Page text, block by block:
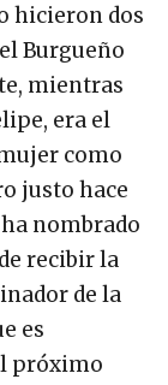
hicieron dos
Burgueño
mientras
era el
como
justo hace
nombrado
recibir la
de la
es
próximo